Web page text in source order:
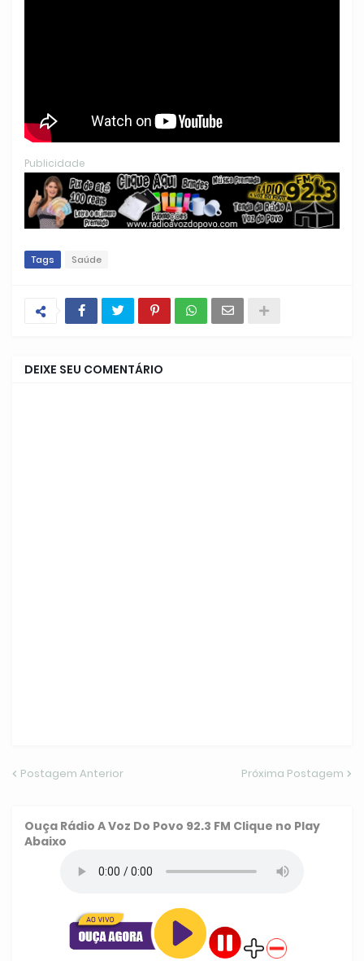
Publicidade
Tags Saúde
DEIXE SEU COMENTÁRIO
Postagem Anterior Próxima Postagem
Ouça Rádio A Voz Do Povo 92.3 FM Clique no Play
Abaixo